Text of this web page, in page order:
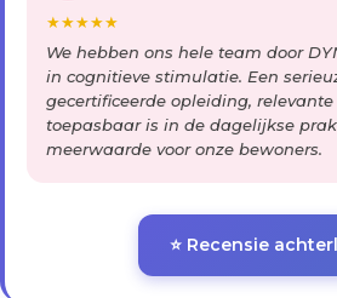
★★★★★
We hebben ons hele team door
in cognitieve stimulatie. Een
gecertificeerde opleiding,
toepasbaar is in de dagelijkse
meerwaarde voor onze bewoners.
⭐ Recensie